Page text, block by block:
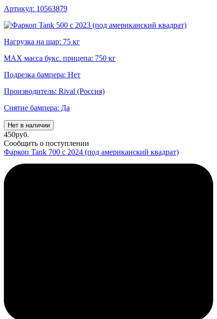
Артикул: 10563879
Нагрузка на шар: 75 кг
MAX масса букс. прицепа: 750 кг
Подрезка бампера: Нет
Производитель: Rival (Россия)
Снятие бампера: Да
Нет в наличии
450руб.
Сообщить о поступлении
Фаркоп Tank 700 с 2024 (под американский квадрат)